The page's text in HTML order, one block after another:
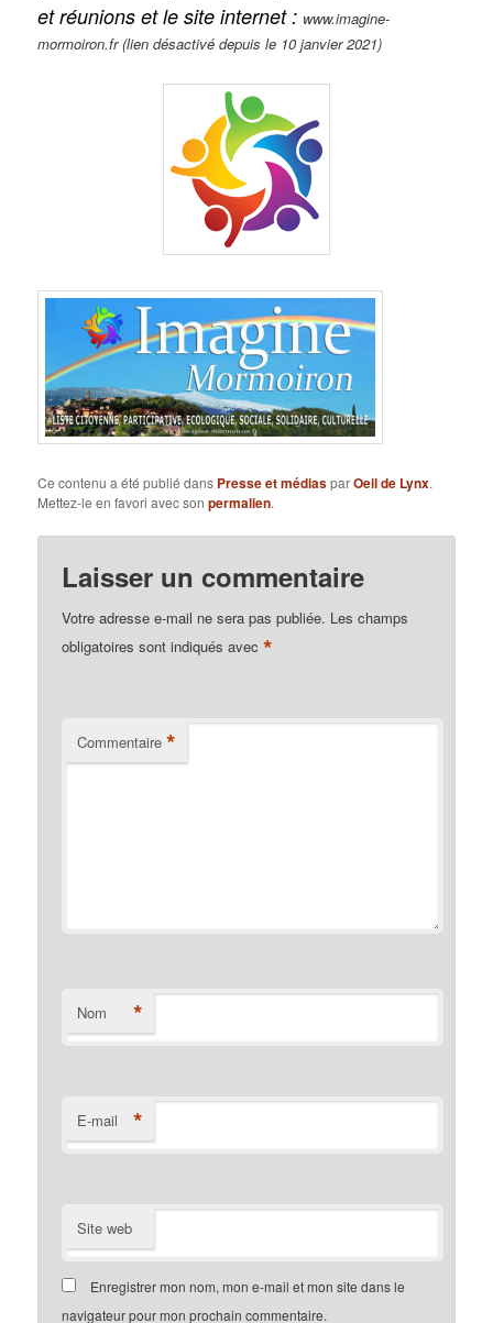
et réunions et le site internet : www.imagine-
mormoiron.fr (lien désactivé depuis le 10 janvier 2021)
Ce contenu a été publié dans Presse et médiasparOeil de Lynx.
Mettez-le en favori avec sonpermalien.
Laisser un commentaire
Votre adresse e-mail ne sera pas publiée. Les champs
obligatoires sont indiqués avec*
Commentaire *
Nom *
E-mail *
Site web
Enregistrer mon nom, mon e-mail et mon site dans le
navigateur pour mon prochain commentaire.